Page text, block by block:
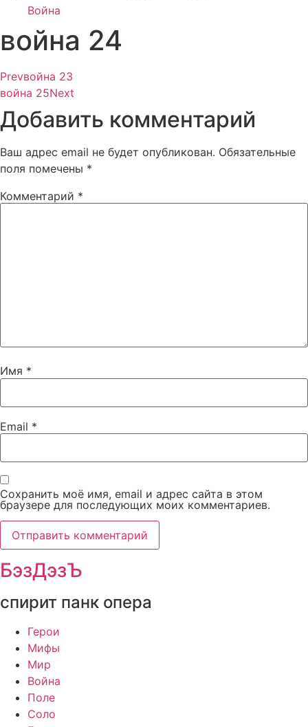
Война
война 24
Prevвойна 23
война 25Next
Добавить комментарий
Ваш адрес email не будет опубликован. Обязательные
поля помечены *
Комментарий *
Имя *
Email *
Сохранить моё имя, email и адрес сайта в этом
браузере для последующих моих комментариев.
БэзДэзЪ
спирит панк опера
Герои
Мифы
Мир
Война
Поле
Соло